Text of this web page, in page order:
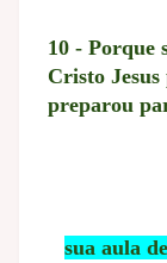
10 - Porque
Cristo Jesus
preparou
sua aula